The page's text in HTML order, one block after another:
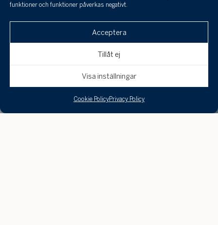
funktioner och funktioner påverkas negativt.
Acceptera
Tillåt ej
Visa inställningar
Cookie PolicyPrivacy Policy